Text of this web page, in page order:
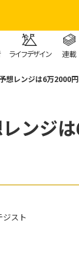
ライフデザイン 連載
想レンジは6万2000
ンジ
ジスト